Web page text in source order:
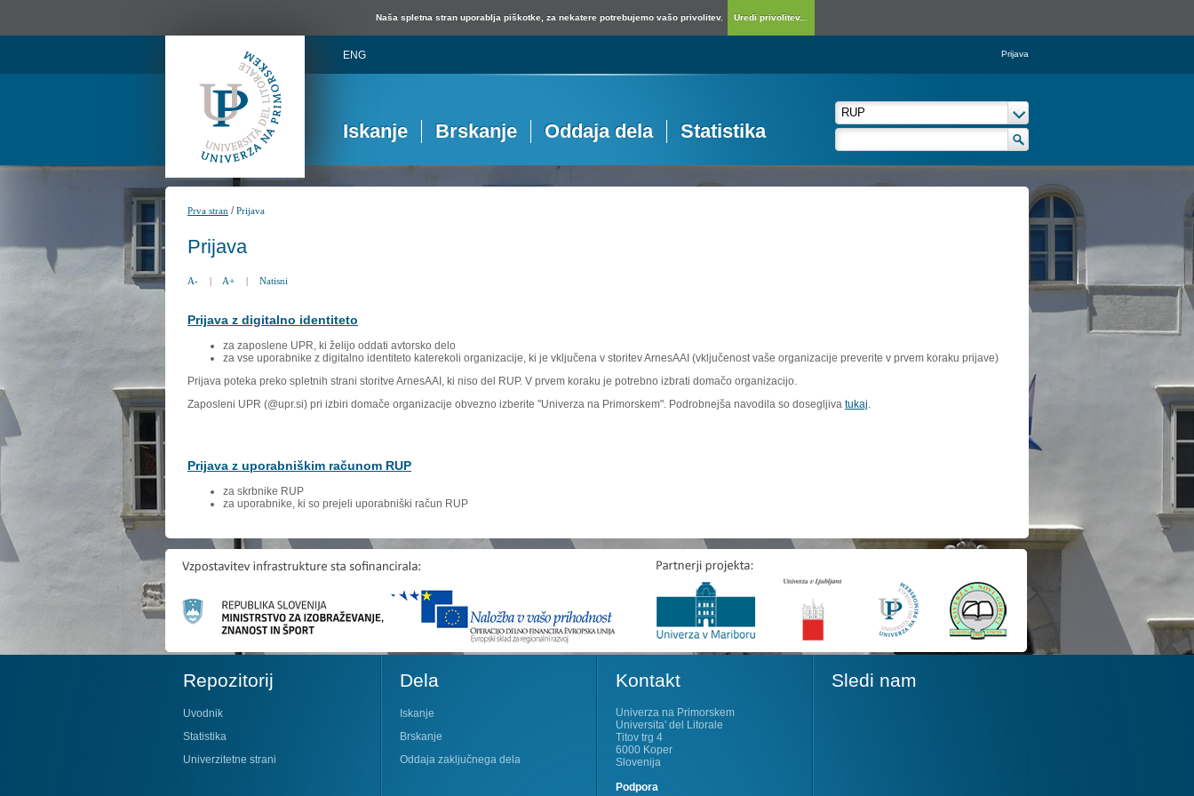
Naša spletna stran uporablja piškotke, za nekatere potrebujemo vašo privolitev. Uredi privolitev...
ENG Prijava
Iskanje Brskanje Oddaja dela Statistika
Prva stran /Prijava
Prijava
A- | A+ | Natisni
Prijava z digitalno identiteto
za zaposlene UPR, ki želijo oddati avtorsko delo
za vse uporabnike z digitalno identiteto katerekoli organizacije, ki je vključena v storitev ArnesAAI (vključenost vaše organizacije preverite v prvem koraku prijave)
Prijava poteka preko spletnih strani storitve ArnesAAI, ki niso del RUP. V prvem koraku je potrebno izbrati domačo organizacijo.
Zaposleni UPR (@upr.si) pri izbiri domače organizacije obvezno izberite "Univerza na Primorskem". Podrobnejša navodila so dosegljiva tukaj
Prijava z uporabniškim računom RUP
za skrbnike RUP
za uporabnike, ki so prejeli uporabniški račun RUP
Repozitorij
Uvodnik
Statistika
Univerzitetne strani
Dela
Iskanje
Brskanje
Oddaja zaključnega dela
Kontakt
Univerza na Primorskem
Universita' del Litorale
Titov trg 4
6000 Koper
Slovenija
Podpora
Sledi nam